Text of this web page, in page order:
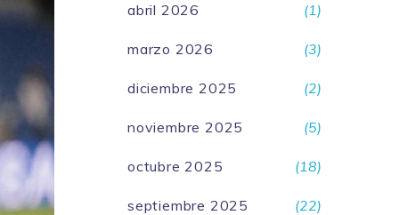
abril 2026 (1)
marzo 2026 (3)
diciembre 2025 (2)
noviembre 2025 (5)
octubre 2025 (18)
septiembre 2025 (22)